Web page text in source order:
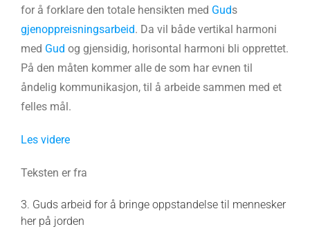
for å forklare den totale hensikten med Guds
gjenoppreisningsarbeid. Da vil både vertikal harmoni
med Gud og gjensidig, horisontal harmoni bli opprettet.
På den måten kommer alle de som har evnen til
åndelig kommunikasjon, til å arbeide sammen med et
felles mål.
Les videre
Teksten er fra
3. Guds arbeid for å bringe oppstandelse til mennesker
her på jorden